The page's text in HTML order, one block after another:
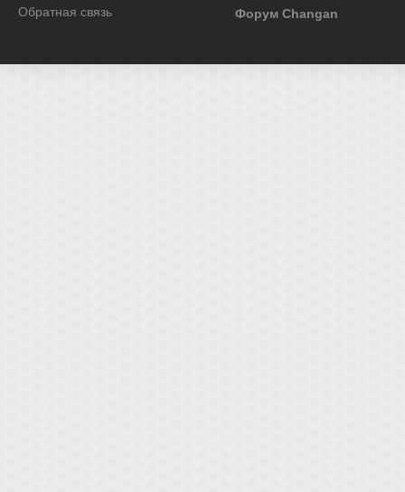
Обратная связь Форум Changan